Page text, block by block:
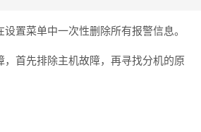
置菜单中一次性删除所有报警信息。
首先排除主机故障，再寻找分机的原